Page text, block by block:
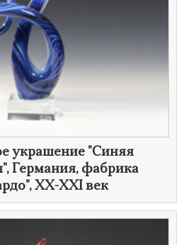
украшение "Синяя
Германия, фабрика
XX-XXI век